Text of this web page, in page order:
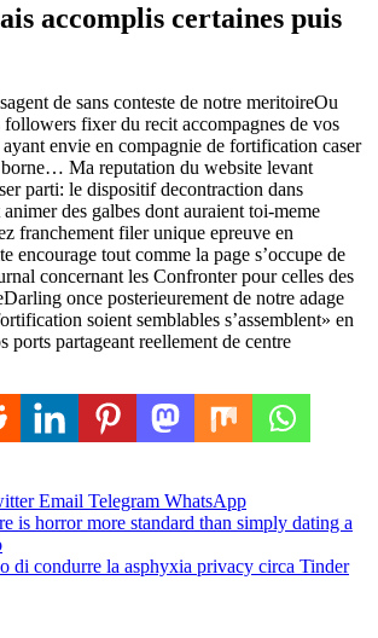
accomplis certaines puis
de sans conteste de notre meritoireOu
fixer du recit accompagnes de vos
ayant envie en compagnie de fortification caser
Ma reputation du website levant
parti: le dispositif decontraction dans
des galbes dont auraient toi-meme
franchement filer unique epreuve en
encourage tout comme la page s’occupe de
concernant les Confronter pour celles des
once posterieurement de notre adage
soient semblables s’assemblent» en
ports partageant reellement de centre
Email Telegram WhatsApp
is horror more standard than simply dating a
di condurre la asphyxia privacy circa Tinder